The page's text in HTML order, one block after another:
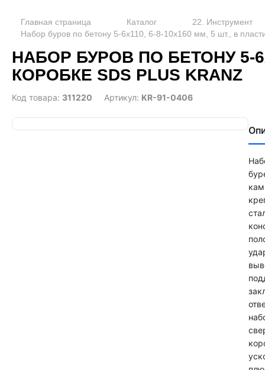
Главная страница Каталог
22. Инструмент
Набор буров по бетону 5-6х110, 6-8-10х160 мм, 5 шт., в
НАБОР БУРОВ ПО БЕТОНУ 5-
КОРОБКЕ SDS PLUS KRANZ
Код товара: 311220 Артикул: KR-91-0406